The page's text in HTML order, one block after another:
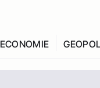
ECONOMIE